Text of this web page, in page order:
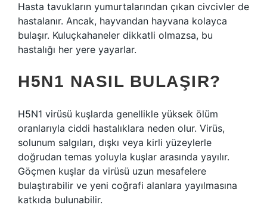
Hasta tavukların yumurtalarından çıkan civcivler de
hastalanır. Ancak, hayvandan hayvana kolayca
bulaşır. Kuluçkahaneler dikkatli olmazsa, bu
hastalığı her yere yayarlar.
H5N1 NASIL BULAŞIR?
H5N1 virüsü kuşlarda genellikle yüksek ölüm
oranlarıyla ciddi hastalıklara neden olur. Virüs,
solunum salgıları, dışkı veya kirli yüzeylerle
doğrudan temas yoluyla kuşlar arasında yayılır.
Göçmen kuşlar da virüsü uzun mesafelere
bulaştırabilir ve yeni coğrafi alanlara yayılmasına
katkıda bulunabilir.